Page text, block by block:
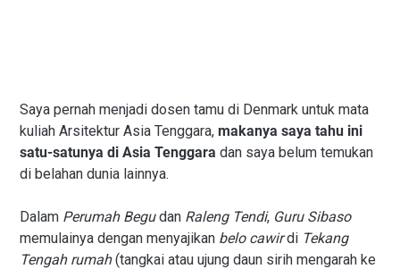
Saya pernah menjadi dosen tamu di Denmark untuk mata
kuliah Arsitektur Asia Tenggara, makanya saya tahu ini
satu-satunya di Asia Tenggara dan saya belum temukan
di belahan dunia lainnya.
Dalam Perumah Begudan Raleng Tendi, Guru Sibaso
memulainya dengan menyajikan belo cawirdi Tekang
Tengah rumah(tangkai atau ujung daun sirih mengarah ke